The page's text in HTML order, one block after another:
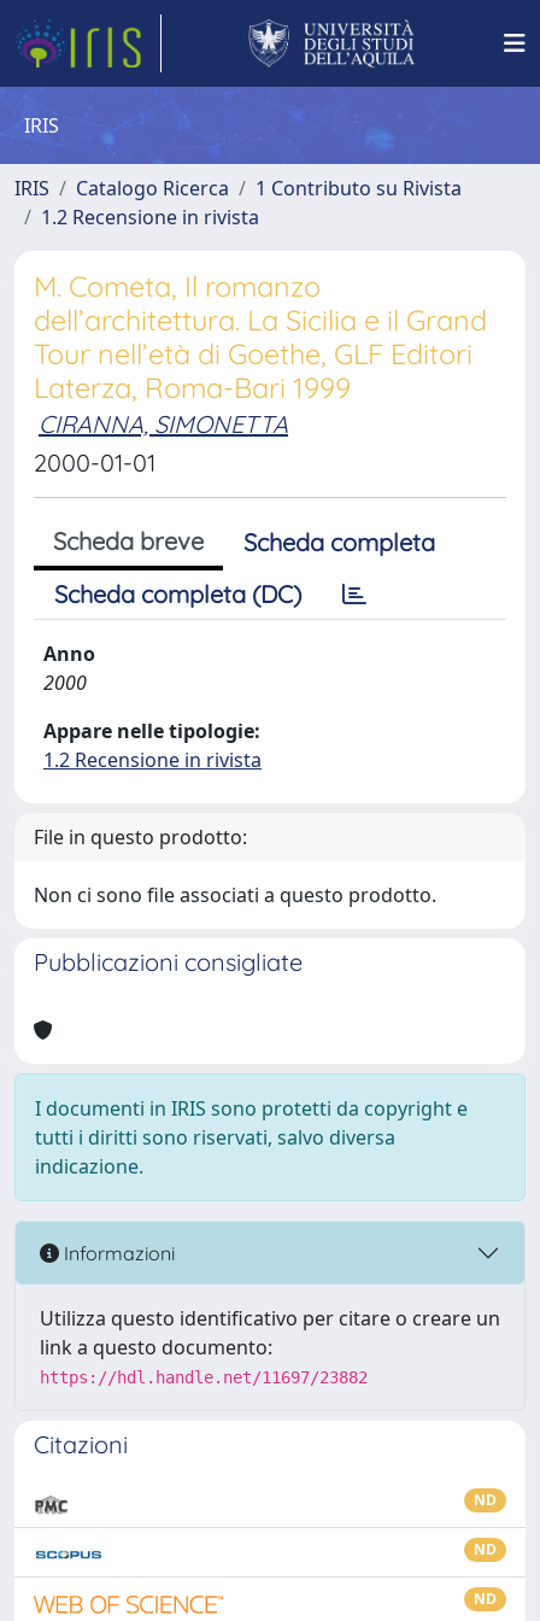
IRIS
IRIS Catalogo Ricerca
1 Contributo su Rivista
1.2 Recensione in rivista
M. Cometa, Il romanzo
dell’architettura. La Sicilia e il Grand
Tour nell’età di Goethe, GLF Editori
Laterza, Roma-Bari 1999
CIRANNA, SIMONETTA
2000-01-01
Scheda breve
Scheda completa
Scheda completa (DC)
Anno
2000
Appare nelle tipologie:
1.2 Recensione in rivista
File in questo prodotto:
Non ci sono file associati a questo prodotto.
Pubblicazioni consigliate
I documenti in IRIS sono protetti da copyright e
tutti i diritti sono riservati, salvo diversa
indicazione.
Informazioni
Utilizza questo identificativo per citare o creare un
link a questo documento:
https://hdl.handle.net/11697/23882
Citazioni
ND
ND
ND